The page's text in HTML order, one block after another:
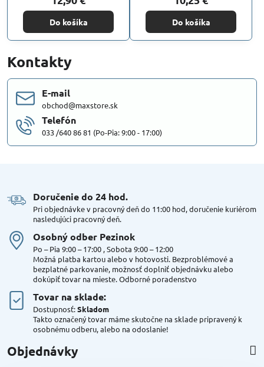
Do košíka Do košíka
Kontakty
E-mail
obchod@maxstore.sk
Telefón
033 /640 86 81 (Po-Pia: 9:00 - 17:00)
Doručenie do 24 hod​.
Pri objednávke v pracovný deň do 11:00 hod, doručenie kuriérom
nasledujúci pracovný deň.
Osobný odber Pezinok
Po – Pia 9:00 – 17:00 , Sobota 9:00 – 12:00
Možná platba kartou alebo v hotovosti. Bezproblémové a
bezplatné parkovanie, možnosť doplniť objednávku alebo
dokúpiť tovar na mieste. Odborné poradenstvo
Tovar na sklade:
Dostupnosť:Skladom
Takto označený tovar máme skutočne na sklade pripravený k
osobnému odberu, alebo na odoslanie!
Objednávky